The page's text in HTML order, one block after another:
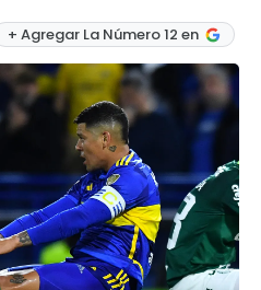
+ Agregar La Número 12 en